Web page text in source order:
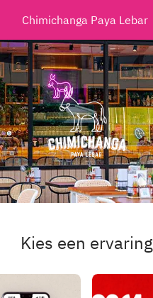
Chimichanga Paya Lebar
Kies een ervaring